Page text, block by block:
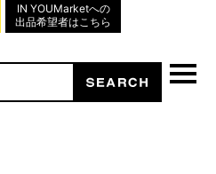
IN YOUMarketへの
出品希望者はこちら